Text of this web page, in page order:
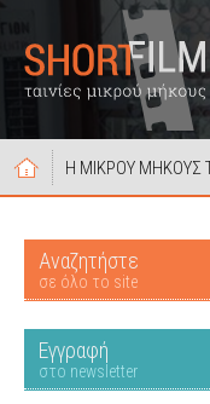
Η ΜΙΚΡΟΥ ΜΗΚΟΥΣ
Αναζητήστε
σε όλο το site
Εγγραφή
στο newsletter